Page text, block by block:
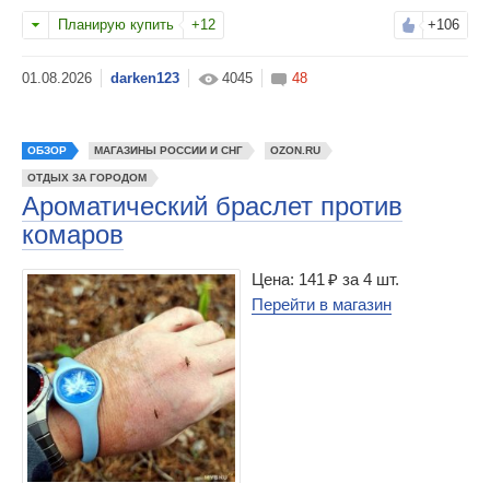
Планирую купить +12 +106
darken123 4045 48
ОБЗОР МАГАЗИНЫ РОССИИ И СНГ OZON.RU
ОТДЫХ ЗА ГОРОДОМ
Ароматический браслет против
комаров
Цена: 141 ₽ за 4 шт.
Перейти в магазин